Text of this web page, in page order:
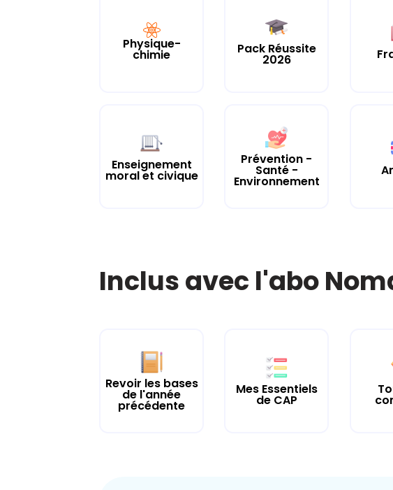
Physique-
chimie Pack Réussite
2026
Enseignement
moral et civique
Prévention -
Santé -
Environnement
Inclus avec l'abo
Revoir les bases
de l'année
précédente
Mes Essentiels
de CAP